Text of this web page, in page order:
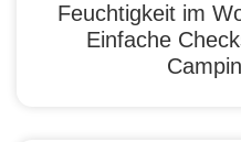
Feuchtigkeit im
Einfache